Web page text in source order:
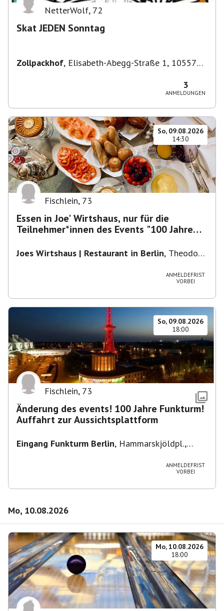
NetterWolf, 72
Skat JEDEN Sonntag
Zollpackhof, Elisabeth-Abegg-Straße 1, 10557
3
ANMELDUNGEN
So, 09.08.2026
14:30
Fischlein, 73
Essen in Joe' Wirtshaus, nur für die
Teilnehmer*innen des Events "100 Jahre
Joes Wirtshaus | Restaurant in Berlin, Theodor-
ANMELDEFRIST
VORBEI
So, 09.08.2026
18:00
Fischlein, 73
Änderung des events! 100 Jahre Funkturm!
Auffahrt zur Aussichtsplattform
Eingang Funkturm Berlin, Hammarskjöldpl.,
ANMELDEFRIST
VORBEI
Mo, 10.08.2026
Mo, 10.08.2026
18:00